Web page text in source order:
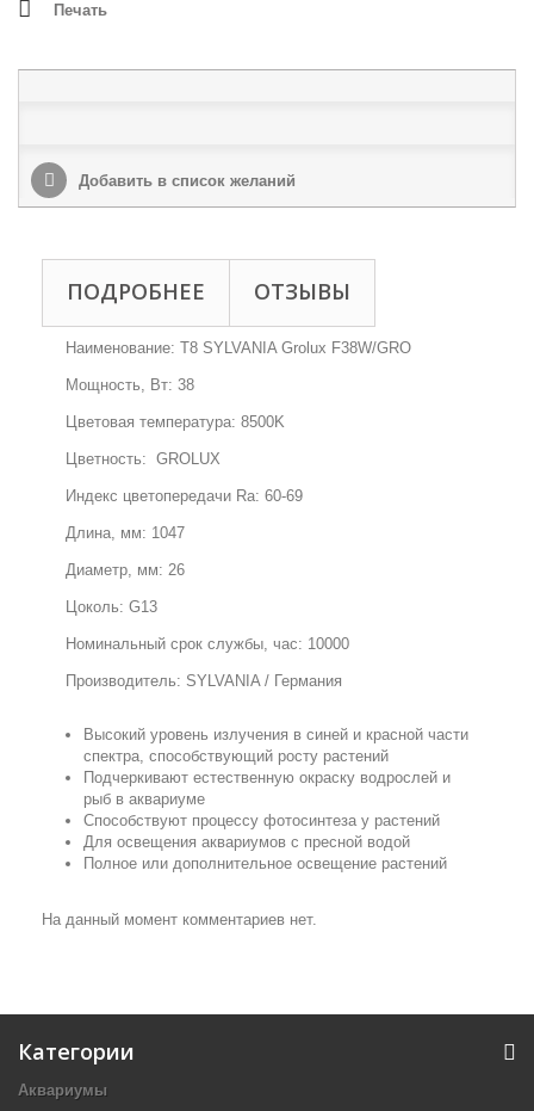
Печать
Добавить в список желаний
ПОДРОБНЕЕ ОТЗЫВЫ
Наименование: T8 SYLVANIA Grolux F38W/GRO
Мощность, Вт: 38
Цветовая температура: 8500K
Цветность: GROLUX
Индекс цветопередачи Ra: 60-69
Длина, мм: 1047
Диаметр, мм: 26
Цоколь: G13
Номинальный срок службы, час: 10000
Производитель: SYLVANIA / Германия
Высокий уровень излучения в синей и красной части
спектра, способствующий росту растений
Подчеркивают естественную окраску водрослей и
рыб в аквариуме
Способствуют процессу фотосинтеза у растений
Для освещения аквариумов с пресной водой
Полное или дополнительное освещение растений
На данный момент комментариев нет.
Категории
Аквариумы